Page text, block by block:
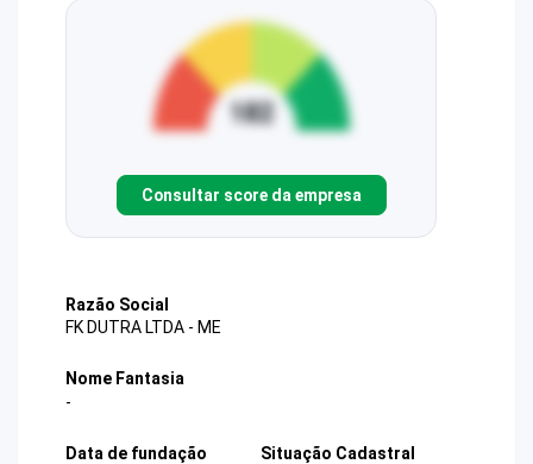
Consultar score da empresa
Razão Social
FK DUTRA LTDA - ME
Nome Fantasia
-
Data de fundação
Situação Cadastral